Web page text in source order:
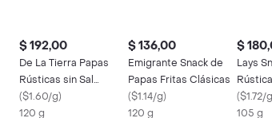
$ 192,00
De La Tierra Papas
Rústicas sin Sal
Agregada
($1.60/g)
120 g
$ 136,00
Emigrante Snack de
Papas Fritas Clásicas
($1.14/g)
120 g
$
Lays
($1.72/g
105 g